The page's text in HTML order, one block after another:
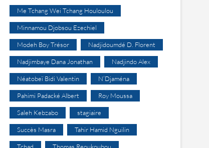
Me Tchang Wei Tchang Houloulou
Minnamou Djobsou Ezechiel
Modeh Boy Trésor Nadjidoumdé D. Florent
Nadjimbaye Dana Jonathan Nadjindo Alex
Néatobeï Bidi Valentin N’Djaména
Pahimi Padacké Albert Roy Moussa
Saleh Kebzabo stagiaire
Succès Masra Tahir Hamid Nguilin